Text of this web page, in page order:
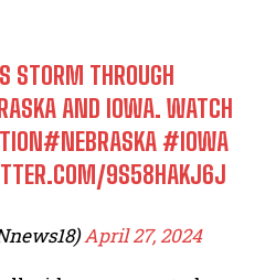
STORM THROUGH
AND IOWA. WATCH
#NEBRASKA#IOWA
9S58HAKJ6J
April 27, 2024